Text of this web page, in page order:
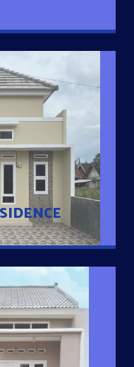
terdapat taman
serta dekat